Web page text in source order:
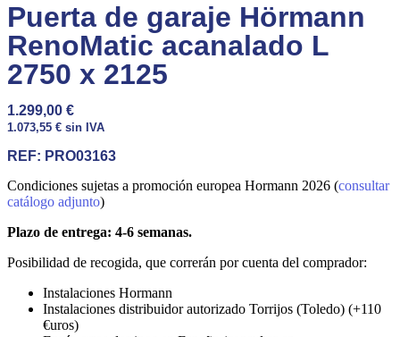
Puerta de garaje Hörmann
RenoMatic acanalado L
2750 x 2125
1.299,00 €
1.073,55 € sin IVA
REF: PRO03163
Condiciones sujetas a promoción europea Hormann 2026 (consultar
catálogo adjunto)
Plazo de entrega: 4-6 semanas.
Posibilidad de recogida, que correrán por cuenta del comprador:
Instalaciones Hormann
Instalaciones distribuidor autorizado Torrijos (Toledo) (+110
€uros)